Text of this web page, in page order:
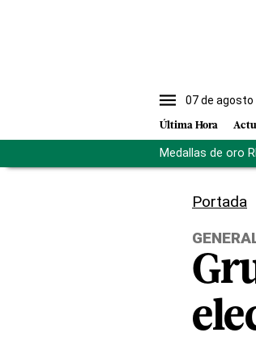
07 de agosto
Última Hora
Medallas de oro
Portada